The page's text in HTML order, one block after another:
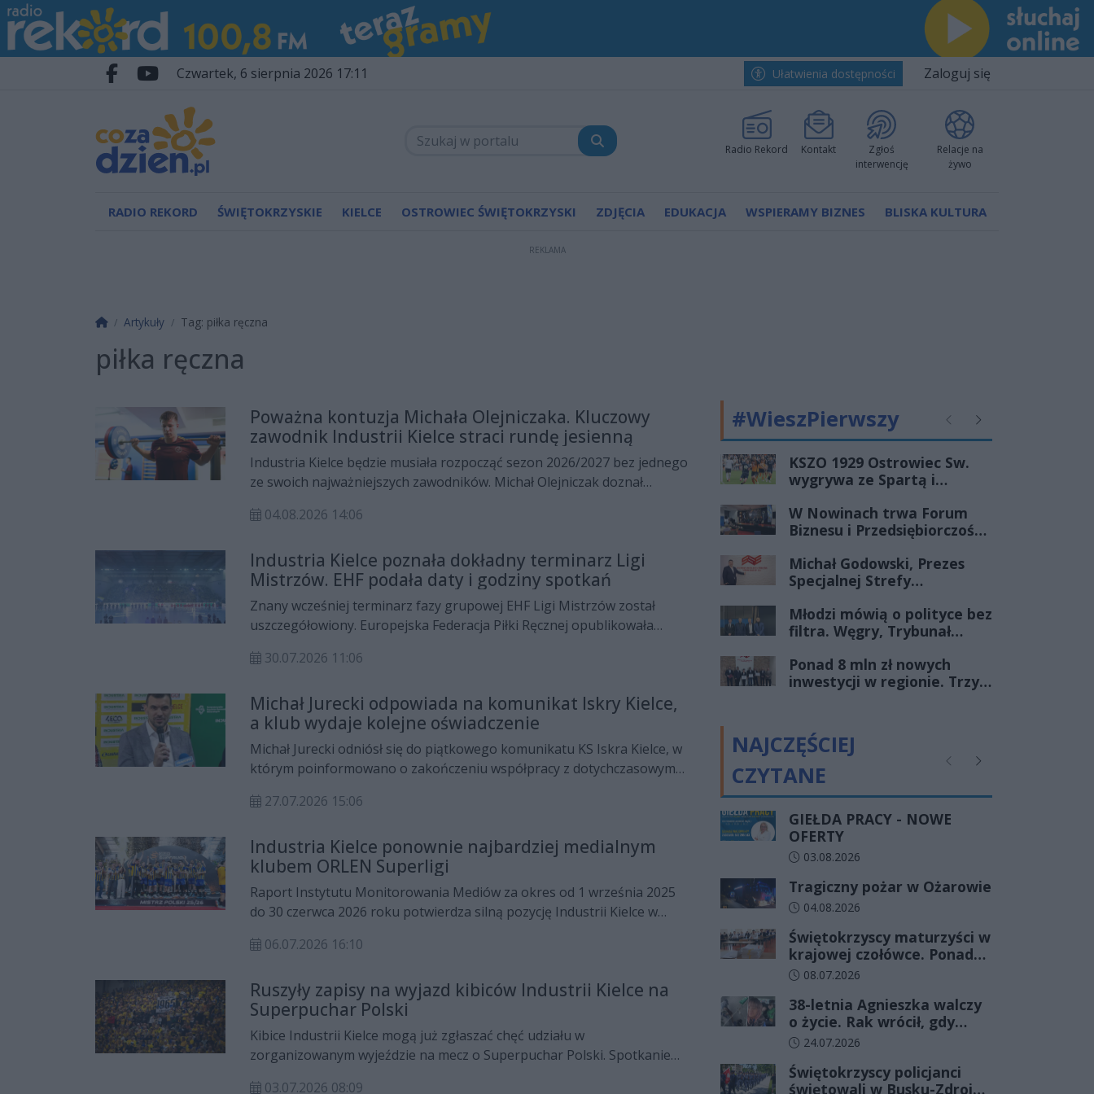
Przejdź do głównych treści
Przejdź do wyszukiwarki
Przejdź do głównego menu
Facebook.com
Youtube.com
czwartek, 6 sierpnia 2026 17:11 Ułatwienia dostępności Zaloguj się
Radio Rekord Kontakt
Zgłoś
interwencję
Relacje na
żywo
RADIO REKORD ŚWIĘTOKRZYSKIE KIELCE OSTROWIEC ŚWIĘTOKRZYSKI ZDJĘCIA EDUKACJA WSPIERAMY BIZNES BLISKA KULTURA
REKLAMA
Strona główna
Artykuły Tag: piłka ręczna
piłka ręczna
Poważna kontuzja Michała Olejniczaka. Kluczowy
zawodnik Industrii Kielce straci rundę jesienną
Industria Kielce będzie musiała rozpocząć sezon 2026/2027 bez jednego
ze swoich najważniejszych zawodników. Michał Olejniczak doznał
potwierdziły uszkodzenie łąkotki. Reprezentanta Polski czeka operacja i
04.08.2026 14:06
Industria Kielce poznała dokładny terminarz Ligi
Mistrzów. EHF podała daty i godziny spotkań
Znany wcześniej terminarz fazy grupowej EHF Ligi Mistrzów został
uszczegółowiony. Europejska Federacja Piłki Ręcznej opublikowała
Industrii Kielce poznali pełny harmonogram występów swojej drużyny w
30.07.2026 11:06
Michał Jurecki odpowiada na komunikat Iskry Kielce,
a klub wydaje kolejne oświadczenie
Michał Jurecki odniósł się do piątkowego komunikatu KS Iskra Kielce, w
którym poinformowano o zakończeniu współpracy z dotychczasowym
oświadczenie, wyrażając sprzeciw wobec uzasadnienia przedstawionego
Iskra Kielce.
27.07.2026 15:06
Industria Kielce ponownie najbardziej medialnym
klubem ORLEN Superligi
Raport Instytutu Monitorowania Mediów za okres od 1 września 2025
do 30 czerwca 2026 roku potwierdza silną pozycję Industrii Kielce w
najczęściej opisywaną drużyną ORLEN Superligi, a także zajęli pierwsze
reklamowego (AVE).
06.07.2026 16:10
Ruszyły zapisy na wyjazd kibiców Industrii Kielce na
Superpuchar Polski
Kibice Industrii Kielce mogą już zgłaszać chęć udziału w
zorganizowanym wyjeździe na mecz o Superpuchar Polski. Spotkanie
03.07.2026 08:09
#WieszPierwszy PoprzednieNastępne
KSZO 1929 Ostrowiec Sw.
wygrywa ze Spartą i
barażach o 2 ligę
W Nowinach trwa Forum
Biznesu i Przedsiębiorczości-
Michał Godowski, Prezes
Specjalnej Strefy
„Starachowice”, gościem
Porannej Rozmowy Radia
Młodzi mówią o polityce bez
filtra. Węgry, Trybunał
młode pokolenie naprawdę
zmienia zasady gry
Ponad 8 mln zł nowych
inwestycji w regionie. Trzy
NAJCZĘŚCIEJ
CZYTANE
PoprzednieNastępne
GIEŁDA PRACY - NOWE
OFERTY
Data dodania artykułu:
03.08.2026
Tragiczny pożar w Ożarowie
Data dodania artykułu:
04.08.2026
Świętokrzyscy maturzyści w
krajowej czołówce. Ponad
83% zdało egzamin już w
Data dodania artykułu:
08.07.2026
38-letnia Agnieszka walczy
o życie. Rak wrócił, gdy
wydawało się, że najgorsze
Data dodania artykułu:
24.07.2026
Świętokrzyscy policjanci
świętowali w Busku-Zdroju.